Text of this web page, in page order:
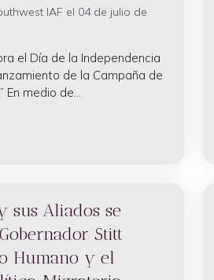
IAF el 04 de julio de
el Día de la Independencia
de la Campaña de
En medio de...
sus Aliados se
Stitt
Humano y el